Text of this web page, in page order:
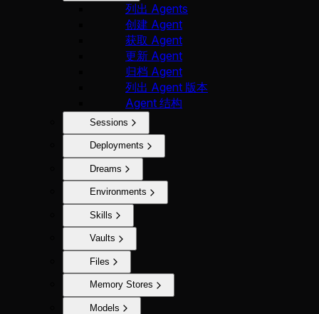
列出 Agents
创建 Agent
获取 Agent
更新 Agent
归档 Agent
列出 Agent 版本
Agent 结构
Sessions
Deployments
Dreams
Environments
Skills
Vaults
Files
Memory Stores
Models